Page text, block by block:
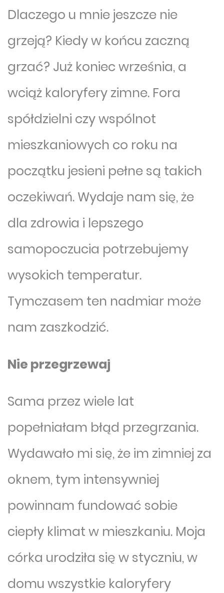
Dlaczego u mnie jeszcze nie
grzeją? Kiedy w końcu zaczną
grzać? Już koniec września, a
wciąż kaloryfery zimne. Fora
spółdzielni czy wspólnot
mieszkaniowych co roku na
początku jesieni pełne są takich
oczekiwań. Wydaje nam się, że
dla zdrowia i lepszego
samopoczucia potrzebujemy
wysokich temperatur.
Tymczasem ten nadmiar może
nam zaszkodzić.
Nie przegrzewaj
Sama przez wiele lat
popełniałam błąd przegrzania.
Wydawało mi się, że im zimniej za
oknem, tym intensywniej
powinnam fundować sobie
ciepły klimat w mieszkaniu. Moja
córka urodziła się w styczniu, w
domu wszystkie kaloryfery